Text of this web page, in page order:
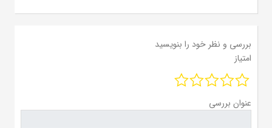
بررسی و نظر خود را بنویسید
امتیاز
عنوان بررسی